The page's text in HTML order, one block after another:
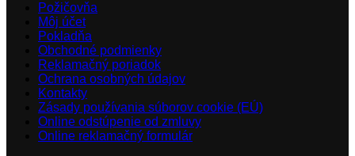
Požičovňa
Môj účet
Pokladňa
Obchodné podmienky
Reklamačný poriadok
Ochrana osobných údajov
Kontakty
Zásady používania súborov cookie (EÚ)
Online odstúpenie od zmluvy
Online reklamačný formulár